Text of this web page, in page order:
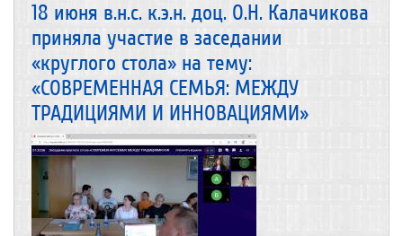
18 июня в.н.с. к.э.н. доц. О.Н. Калачикова
приняла участие в заседании
«круглого стола» на тему:
«СОВРЕМЕННАЯ СЕМЬЯ: МЕЖДУ
ТРАДИЦИЯМИ И ИННОВАЦИЯМИ»